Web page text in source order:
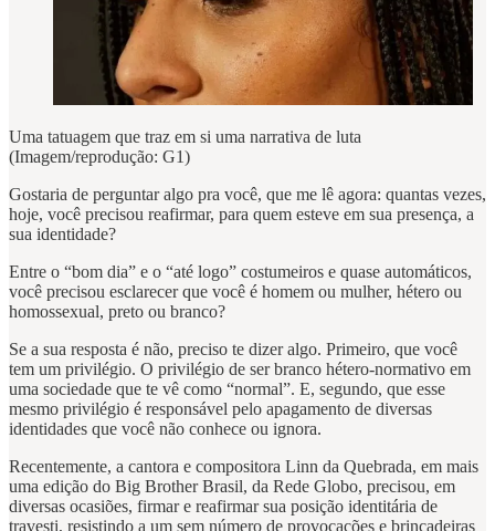
Uma tatuagem que traz em si uma narrativa de luta
(Imagem/reprodução: G1)
Gostaria de perguntar algo pra você, que me lê agora: quantas vezes,
hoje, você precisou reafirmar, para quem esteve em sua presença, a
sua identidade?
Entre o “bom dia” e o “até logo” costumeiros e quase automáticos,
você precisou esclarecer que você é homem ou mulher, hétero ou
homossexual, preto ou branco?
Se a sua resposta é não, preciso te dizer algo. Primeiro, que você
tem um privilégio. O privilégio de ser branco hétero-normativo em
uma sociedade que te vê como “normal”. E, segundo, que esse
mesmo privilégio é responsável pelo apagamento de diversas
identidades que você não conhece ou ignora.
Recentemente, a cantora e compositora Linn da Quebrada, em mais
uma edição do Big Brother Brasil, da Rede Globo, precisou, em
diversas ocasiões, firmar e reafirmar sua posição identitária de
travesti, resistindo a um sem número de provocações e brincadeiras